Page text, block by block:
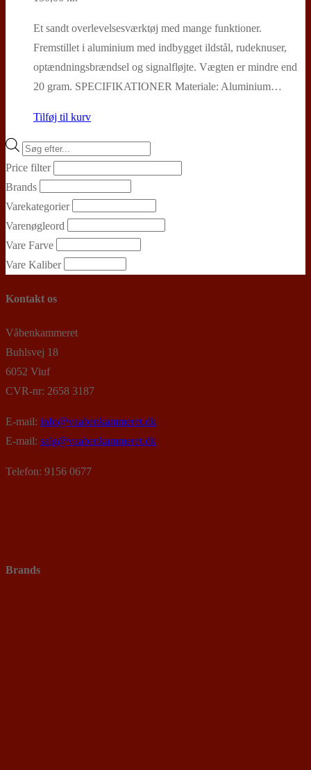
Et sandt overlevelsesværktøj med mange funktioner.
Fremstillet i aluminium med indbygget ildstål, rudeknuser,
optændningsbrændsel og signalfløjte. Vægten er mindre end
20 gram. SPECIFIKATIONER Materiale: Aluminium…
Tilføj til kurv
Products
search
Price filter
Brands
Varekategorier
Varenøgleord
Vare Farve
Vare Kaliber
Kontakt os
Våbenkammeret
Buhlsvej 18
6052 Viuf
CVR-nr: 2658 3187
E-mail: info@vaabenkammeret.dk
E-mail: salg@vaabenkammeret.dk
Telefon: 9156 0677
Brands